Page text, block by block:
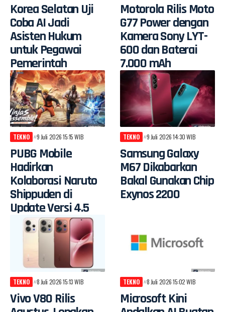
Korea Selatan Uji
Coba AI Jadi
Asisten Hukum
untuk Pegawai
Pemerintah
Motorola Rilis Moto
G77 Power dengan
Kamera Sony LYT-
600 dan Baterai
7.000 mAh
TEKNO 9 Juli 2026 15:15 WIB
PUBG Mobile
Hadirkan
Kolaborasi Naruto
Shippuden di
Update Versi 4.5
TEKNO 9 Juli 2026 14:30 WIB
Samsung Galaxy
M67 Dikabarkan
Bakal Gunakan Chip
Exynos 2200
TEKNO 8 Juli 2026 15:13 WIB
Vivo V80 Rilis
TEKNO 8 Juli 2026 15:02 WIB
Microsoft Kini